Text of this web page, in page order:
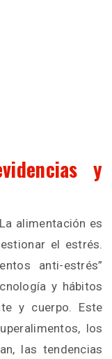
y
alimentación es
el estrés.
anti-estrés”
y hábitos
y cuerpo. Este
los
las tendencias